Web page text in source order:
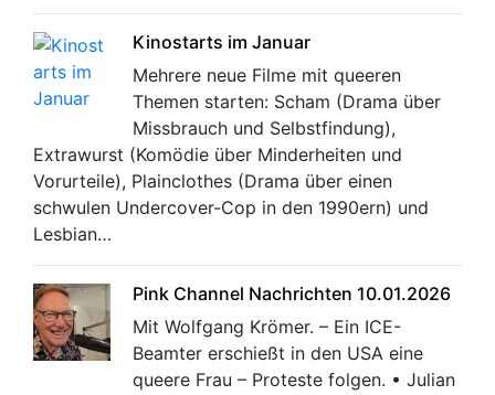
Kinostarts im Januar
Mehrere neue Filme mit queeren
Themen starten: Scham (Drama über
Missbrauch und Selbstfindung),
Extrawurst (Komödie über Minderheiten und
Vorurteile), Plainclothes (Drama über einen
schwulen Undercover-Cop in den 1990ern) und
Lesbian…
Pink Channel Nachrichten 10.01.2026
Mit Wolfgang Krömer. – Ein ICE-
Beamter erschießt in den USA eine
queere Frau – Proteste folgen. • Julian